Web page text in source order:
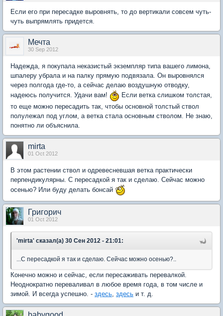
Если его при пересадке выровнять, то до вертикали совсем чуть-
чуть выпрямлять придется.
Мечта
30 Sep 2012
Надежда, я покупала неказистый экземпляр типа вашего лимона,
шпалеру убрала и на палку прямую подвязала. Он выровнялся
через полгода где-то, а сейчас делаю воздушную отводку,
надеюсь получится. Удачи вам!
Если ветка слишком толстая,
то еще можно пересадить так, чтобы основной толстый ствол
полулежал под углом, а ветка стала основным стволом. Не знаю,
понятно ли объяснила.
mirta
01 Oct 2012
В этом растении ствол и одревесневшая ветка практически
перпендикулярны. С пересадкой я так и сделаю. Сейчас можно
осенью? Или буду делать бонсай
Григорич
01 Oct 2012
'mirta' сказал(а) 30 Сен 2012 - 21:01:
...С пересадкой я так и сделаю. Сейчас можно осенью?..
Конечно можно и сейчас, если пересаживать перевалкой.
Неоднократно переваливал в любое время года, в том числе и
зимой. И всегда успешно. - здесь здесь и т. д.